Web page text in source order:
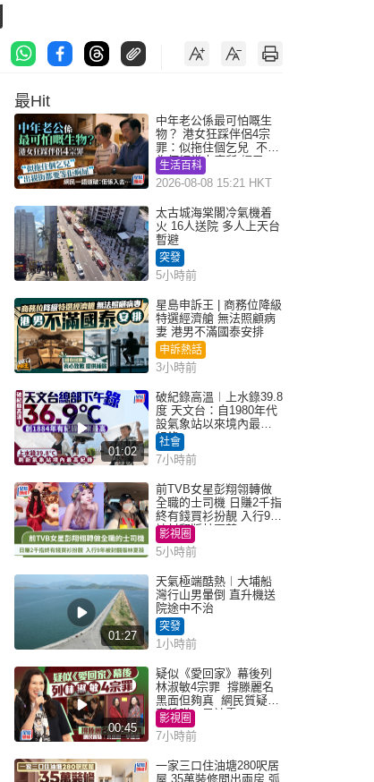
最Hit
中年老公係最可怕嘅生
物？ 港女狂踩伴侶4宗
罪：似拖住個乞兒 不解
為何經常去廁所 網民一
語道破
生活百科
2026-08-08 15:21 HKT
太古城海棠閣冷氣機着
火 16人送院 多人上天台
暫避
突發
5小時前
星島申訴王 | 商務位降級
特選經濟艙 無法照顧病
妻 港男不滿國泰安排
申訴熱話
3小時前
01:02
破紀錄高溫︱上水錄39.8
度 天文台：自1980年代
設氣象站以來境內最高
紀錄
社會
7小時前
前TVB女星彭翔翎轉做
全職的士司機 日賺2千指
終有錢買衫扮靚 入行9年
被封翻版林夏薇
影視圈
5小時前
01:27
天氣極端酷熱︱大埔船
灣行山男暈倒 直升機送
院途中不治
突發
1小時前
00:45
疑似《愛回家》幕後列
林淑敏4宗罪 撐滕麗名
黑面但夠真 網民質疑：
真係咁一早被雪
影視圈
7小時前
一家三口住油塘280呎居
屋 35萬裝修間出兩房 弧